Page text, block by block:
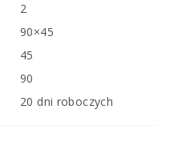
2
90×45
45
90
20 dni roboczych